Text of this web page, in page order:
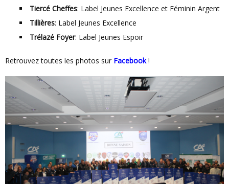
Tiercé Cheffes: Label Jeunes Excellence et Féminin Argent
Tillières: Label Jeunes Excellence
Trélazé Foyer: Label Jeunes Espoir
Retrouvez toutes les photos sur Facebook !